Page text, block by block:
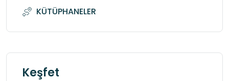
KÜTÜPHANELER
Keşfet